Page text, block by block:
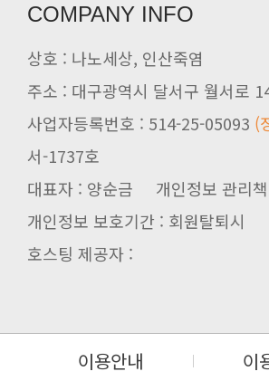
COMPANY INFO
상호 : 나노세상, 인산죽염
주소 : 대구광역시 달서구 월서로
사업자등록번호 : 514-25-05093 (
서-1737호
대표자 : 양순금 개인정보 관리책
개인정보 보호기간 : 회원탈퇴시
호스팅 제공자 :
이용안내 이